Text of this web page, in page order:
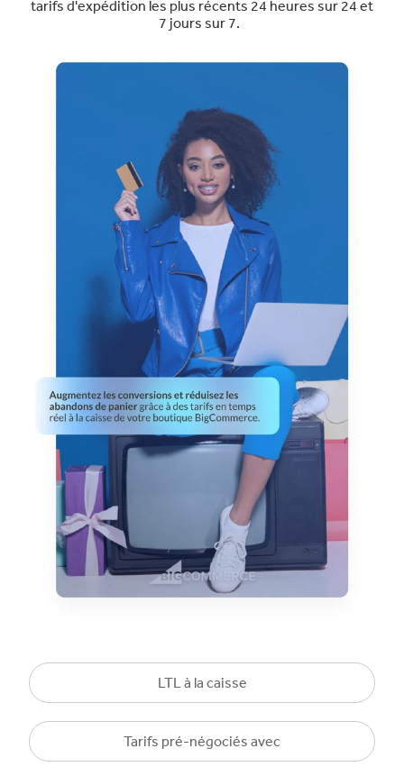
tarifs d'expédition les plus récents 24 heures sur 24 et
7 jours sur 7.
LTL à la caisse
Tarifs pré-négociés avec